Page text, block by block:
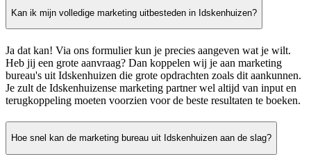
Kan ik mijn volledige marketing uitbesteden in Idskenhuizen?
Ja dat kan! Via ons formulier kun je precies aangeven wat je wilt.
Heb jij een grote aanvraag? Dan koppelen wij je aan marketing
bureau's uit Idskenhuizen die grote opdrachten zoals dit aankunnen.
Je zult de Idskenhuizense marketing partner wel altijd van input en
terugkoppeling moeten voorzien voor de beste resultaten te boeken.
Hoe snel kan de marketing bureau uit Idskenhuizen aan de slag?